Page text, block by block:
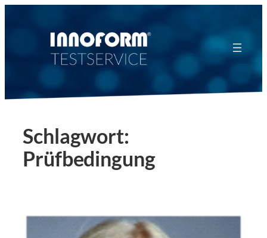
Schlagwort:
Prüfbedingung